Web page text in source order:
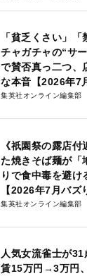
「貧乏くさい」
チャガチャの“サ
で賛否真っ二つ、
な本音【2026年7
集英社オンライン編集部
《祇園祭の露店
た焼きそば麺が
りで食中毒を避け
【2026年7月バズ
集英社オンライン編集部
人気女流雀士が
賃15万円→3万円